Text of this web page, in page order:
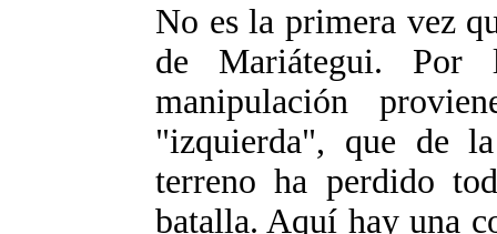
No es la primera vez
de Mariátegui. Por
manipulación
"izquierda", que de
terreno ha perdido
batalla. Aquí hay una